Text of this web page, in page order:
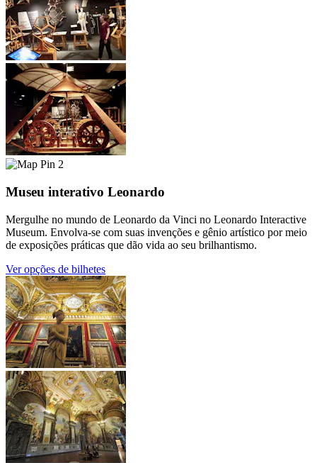
2
Museu interativo Leonardo
Mergulhe no mundo de Leonardo da Vinci no Leonardo Interactive
Museum. Envolva-se com suas invenções e gênio artístico por meio
de exposições práticas que dão vida ao seu brilhantismo.
Ver opções de bilhetes